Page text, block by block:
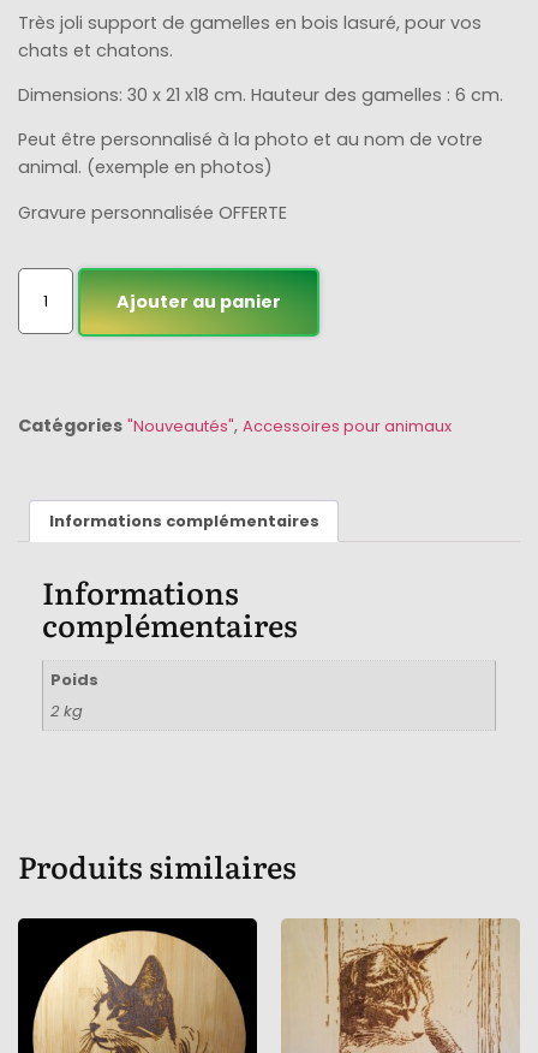
Très joli support de gamelles en bois lasuré, pour vos
chats et chatons.
Dimensions: 30 x 21 x18 cm. Hauteur des gamelles : 6 cm.
Peut être personnalisé à la photo et au nom de votre
animal. (exemple en photos)
Gravure personnalisée OFFERTE
Ajouter au panier
Catégories "Nouveautés", Accessoires pour animaux
Informations complémentaires
Informations
complémentaires
Poids
2 kg
Produits similaires